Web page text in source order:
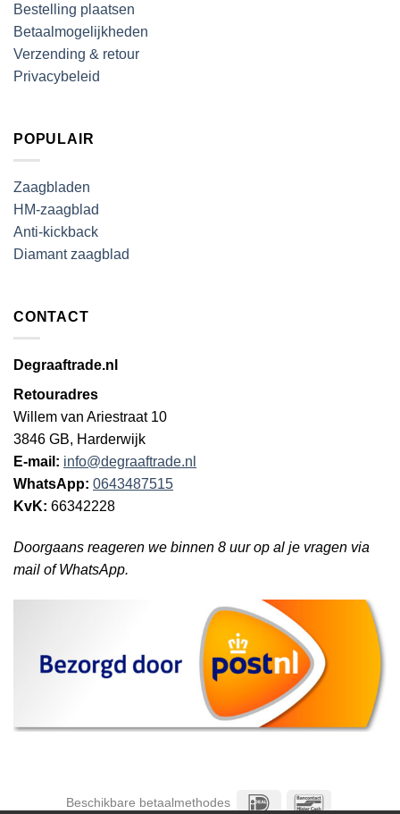
Bestelling plaatsen
Betaalmogelijkheden
Verzending & retour
Privacybeleid
POPULAIR
Zaagbladen
HM-zaagblad
Anti-kickback
Diamant zaagblad
CONTACT
Degraaftrade.nl
Retouradres
Willem van Ariestraat 10
3846 GB, Harderwijk
E-mail: info@degraaftrade.nl
WhatsApp: 0643487515
KvK: 66342228
Doorgaans reageren we binnen 8 uur op al je vragen via
mail of WhatsApp.
Beschikbare betaalmethodes IDeal